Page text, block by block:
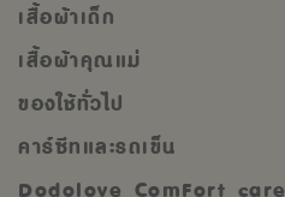
เสื้อผ้าเด็ก
เสื้อผ้าคุณแม่
ของใช้ทั่วไป
คาร์ซีทและรถเข็น